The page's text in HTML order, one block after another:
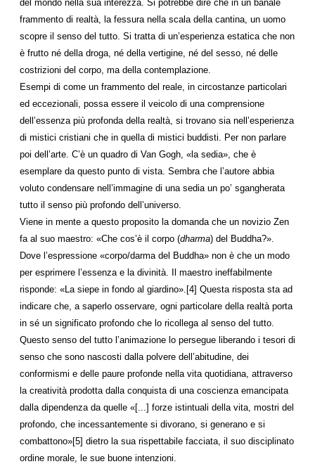
del mondo nella sua interezza. Si potrebbe dire che in un banale
frammento di realtà, la fessura nella scala della cantina, un uomo
scopre il senso del tutto. Si tratta di un’esperienza estatica che non
è frutto né della droga, né della vertigine, né del sesso, né delle
costrizioni del corpo, ma della contemplazione.
Esempi di come un frammento del reale, in circostanze particolari
ed eccezionali, possa essere il veicolo di una comprensione
dell’essenza più profonda della realtà, si trovano sia nell’esperienza
di mistici cristiani che in quella di mistici buddisti. Per non parlare
poi dell’arte. C’è un quadro di Van Gogh, «la sedia», che è
esemplare da questo punto di vista. Sembra che l’autore abbia
voluto condensare nell’immagine di una sedia un po’ sgangherata
tutto il senso più profondo dell’universo.
Viene in mente a questo proposito la domanda che un novizio Zen
fa al suo maestro: «Che cos’è il corpo (dharma) del Buddha?».
Dove l’espressione «corpo/darma del Buddha» non è che un modo
per esprimere l’essenza e la divinità. Il maestro ineffabilmente
risponde: «La siepe in fondo al giardino».[4] Questa risposta sta ad
indicare che, a saperlo osservare, ogni particolare della realtà porta
in sé un significato profondo che lo ricollega al senso del tutto.
Questo senso del tutto l’animazione lo persegue liberando i tesori di
senso che sono nascosti dalla polvere dell’abitudine, dei
conformismi e delle paure profonde nella vita quotidiana, attraverso
la creatività prodotta dalla conquista di una coscienza emancipata
dalla dipendenza da quelle «[...] forze istintuali della vita, mostri del
profondo, che incessantemente si divorano, si generano e si
combattono»[5] dietro la sua rispettabile facciata, il suo disciplinato
ordine morale, le sue buone intenzioni.